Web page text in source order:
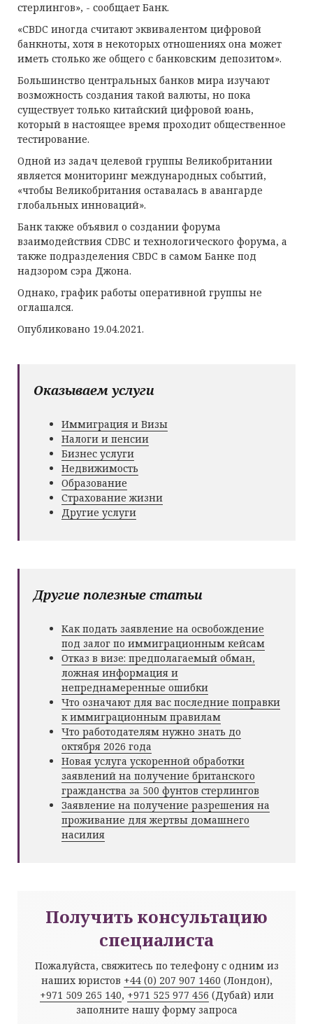
стерлингов», - сообщает Банк.
«CBDC иногда считают эквивалентом цифровой
банкноты, хотя в некоторых отношениях она может
иметь столько же общего с банковским депозитом».
Большинство центральных банков мира изучают
возможность создания такой валюты, но пока
существует только китайский цифровой юань,
который в настоящее время проходит общественное
тестирование.
Одной из задач целевой группы Великобритании
является мониторинг международных событий,
«чтобы Великобритания оставалась в авангарде
глобальных инноваций».
Банк также объявил о создании форума
взаимодействия CDBC и технологического форума, а
также подразделения CBDC в самом Банке под
надзором сэра Джона.
Однако, график работы оперативной группы не
оглашался.
Опубликовано 19.04.2021.
Оказываем услуги
Иммиграция и Визы
Налоги и пенсии
Бизнес услуги
Недвижимость
Образование
Страхование жизни
Другие услуги
Другие полезные статьи
Как подать заявление на освобождение
под залог по иммиграционным кейсам
Отказ в визе: предполагаемый обман,
ложная информация и
непреднамеренные ошибки
Что означают для вас последние поправки
к иммиграционным правилам
Что работодателям нужно знать до
октября 2026 года
Новая услуга ускоренной обработки
заявлений на получение британского
гражданства за 500 фунтов стерлингов
Заявление на получение разрешения на
проживание для жертвы домашнего
насилия
Получить консультацию
специалиста
Пожалуйста, свяжитесь по телефону с одним из
наших юристов +44 (0) 207 907 1460 (Лондон),
+971 509 265 140, +971 525 977 456 (Дубай) или
заполните нашу форму запроса